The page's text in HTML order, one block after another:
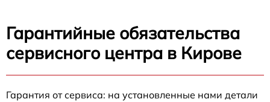
Гарантийные обязательства
сервисного центра в Кирове
Гарантия от сервиса: на установленные нами детали